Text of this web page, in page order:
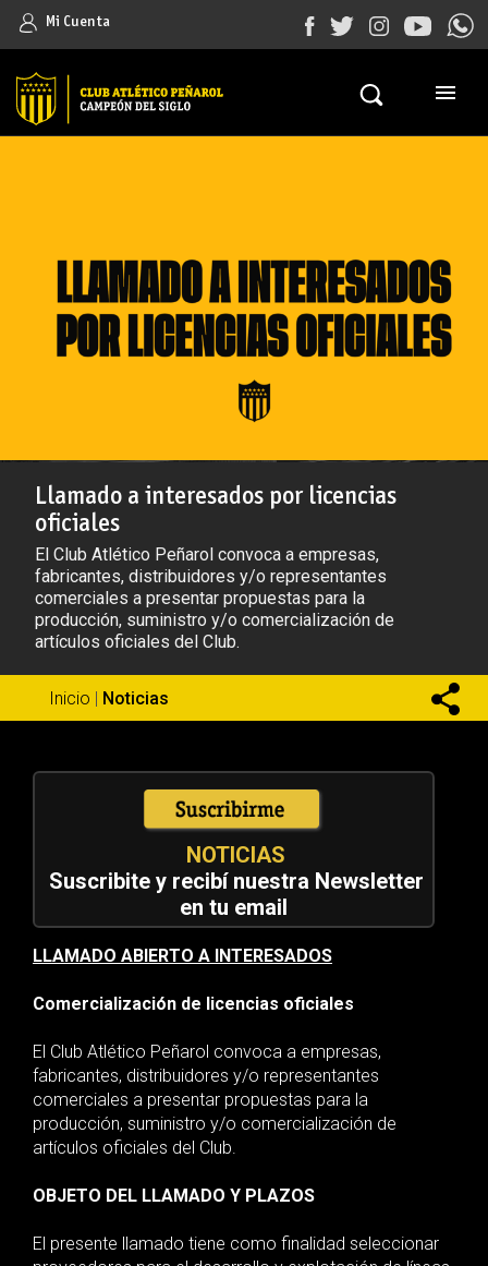
Mi Cuenta
Llamado a interesados por licencias
oficiales
El Club Atlético Peñarol convoca a empresas,
fabricantes, distribuidores y/o representantes
comerciales a presentar propuestas para la
producción, suministro y/o comercialización de
artículos oficiales del Club.
Inicio | Noticias
NOTICIAS
Suscribite y recibí nuestra Newsletter
en tu email
LLAMADO ABIERTO A INTERESADOS
Comercialización de licencias oficiales
El Club Atlético Peñarol convoca a empresas,
fabricantes, distribuidores y/o representantes
comerciales a presentar propuestas para la
producción, suministro y/o comercialización de
artículos oficiales del Club.
OBJETO DEL LLAMADO Y PLAZOS
El presente llamado tiene como finalidad seleccionar